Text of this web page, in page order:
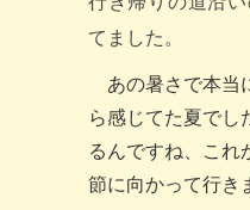
てました。
あの暑さで本当
ら感じてた夏でし
るんですね、これ
節に向かって行き